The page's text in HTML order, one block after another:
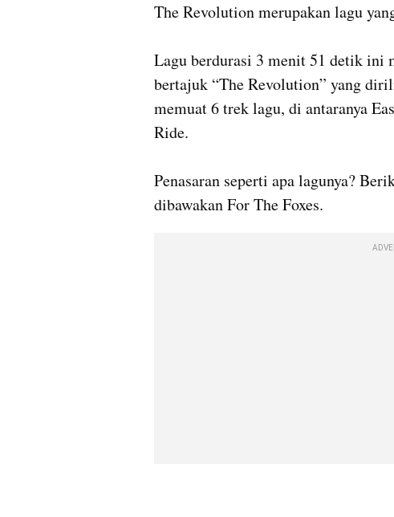
The Revolution merupakan lagu
Lagu berdurasi 3 menit 51 detik ini
bertajuk “The Revolution” yang
memuat 6 trek lagu, di antaranya
Ride.
Penasaran seperti apa lagunya?
dibawakan For The Foxes.